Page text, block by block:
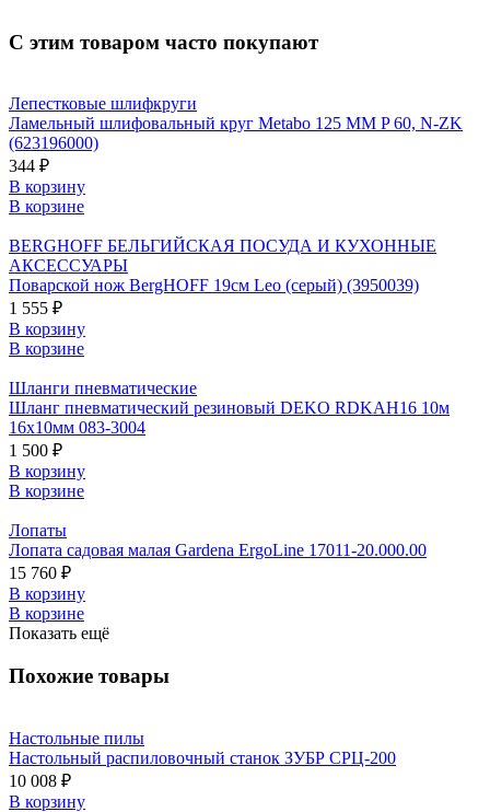
С этим товаром часто покупают
Лепестковые шлифкруги
Ламельный шлифовальный круг Metabo 125 ММ P 60, N-ZK
(623196000)
344 ₽
В корзину
В корзине
BERGHOFF БЕЛЬГИЙСКАЯ ПОСУДА И КУХОННЫЕ
АКСЕССУАРЫ
Поварской нож BergHOFF 19см Leo (серый) (3950039)
1 555 ₽
В корзину
В корзине
Шланги пневматические
Шланг пневматический резиновый DEKO RDKAH16 10м
16х10мм 083-3004
1 500 ₽
В корзину
В корзине
Лопаты
Лопата садовая малая Gardena ErgoLine 17011-20.000.00
15 760 ₽
В корзину
В корзине
Показать ещё
Похожие товары
Настольные пилы
Настольный распиловочный станок ЗУБР СРЦ-200
10 008 ₽
В корзину